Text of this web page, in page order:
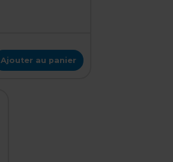
Ajouter au panier